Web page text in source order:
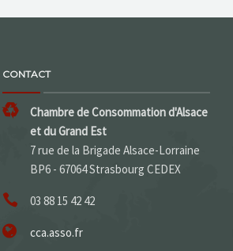
CONTACT
Chambre de Consommation d'Alsace
et du Grand Est
7 rue de la Brigade Alsace-Lorraine
BP6 - 67064 Strasbourg CEDEX
03 88 15 42 42
cca.asso.fr